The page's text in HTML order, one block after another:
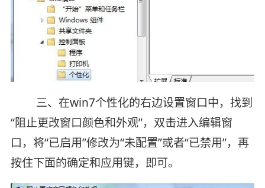
三、在win7个性化的右边设置窗口中，找到
“阻止更改窗口颜色和外观”，双击进入编辑窗
口，将“已启用”修改为“未配置”或者“已禁用”，再
按住下面的确定和应用键，即可。